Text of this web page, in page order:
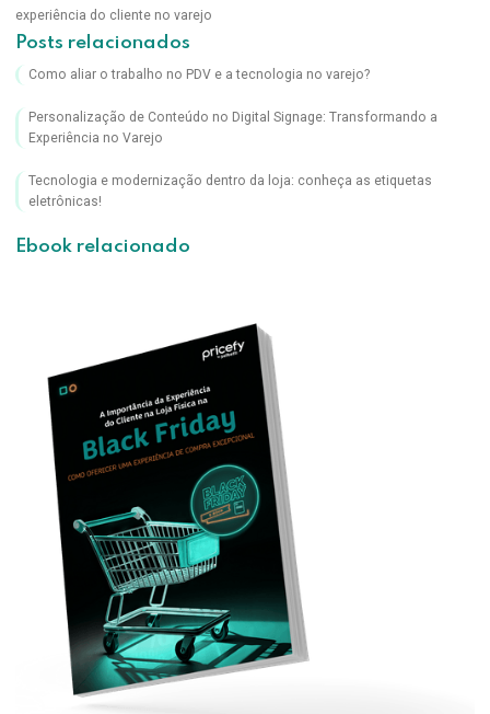
experiência do cliente no varejo
Posts relacionados
Como aliar o trabalho no PDV e a tecnologia no varejo?
Personalização de Conteúdo no Digital Signage: Transformando a
Experiência no Varejo
Tecnologia e modernização dentro da loja: conheça as etiquetas
eletrônicas!
Ebook relacionado